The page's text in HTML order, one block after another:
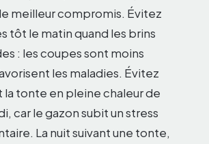
meilleur compromis. Évitez
tôt le matin quand les brins
: les coupes sont moins
les maladies. Évitez
tonte en pleine chaleur de
car le gazon subit un stress
La nuit suivant une tonte,